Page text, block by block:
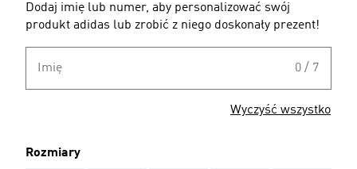
Dodaj imię lub numer, aby personalizować swój
produkt adidas lub zrobić z niego doskonały prezent!
Imię 0 / 7
Wyczyść wszystko
Rozmiary